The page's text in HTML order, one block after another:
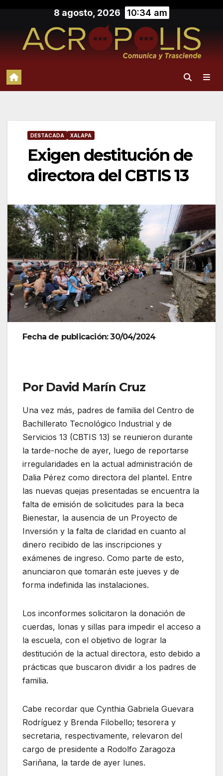
contenido
8 agosto, 2026 10:34 am
DESTACADA XALAPA
Exigen destitución de
directora del CBTIS 13
Fecha de publicación: 30/04/2024
Por David Marín Cruz
Una vez más, padres de familia del Centro de
Bachillerato Tecnológico Industrial y de
Servicios 13 (CBTIS 13) se reunieron durante
la tarde-noche de ayer, luego de reportarse
irregularidades en la actual administración de
Dalia Pérez como directora del plantel. Entre
las nuevas quejas presentadas se encuentra la
falta de emisión de solicitudes para la beca
Bienestar, la ausencia de un Proyecto de
Inversión y la falta de claridad en cuanto al
dinero recibido de las inscripciones y
exámenes de ingreso. Como parte de esto,
anunciaron que tomarán este jueves y de
forma indefinida las instalaciones.
Los inconformes solicitaron la donación de
cuerdas, lonas y sillas para impedir el acceso a
la escuela, con el objetivo de lograr la
destitución de la actual directora, esto debido a
prácticas que buscaron dividir a los padres de
familia.
Cabe recordar que Cynthia Gabriela Guevara
Rodríguez y Brenda Filobello; tesorera y
secretaria, respectivamente, relevaron del
cargo de presidente a Rodolfo Zaragoza
Sariñana, la tarde de ayer lunes.